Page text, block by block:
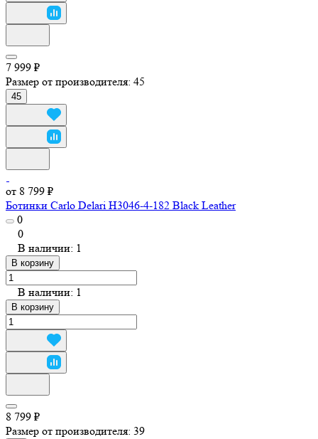
7 999 ₽
Размер от производителя: 45
45
от 8 799 ₽
Ботинки Carlo Delari H3046-4-182 Black Leather
0
0
В наличии: 1
В корзину
В наличии: 1
В корзину
8 799 ₽
Размер от производителя: 39